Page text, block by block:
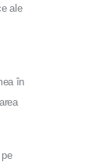
ale
în